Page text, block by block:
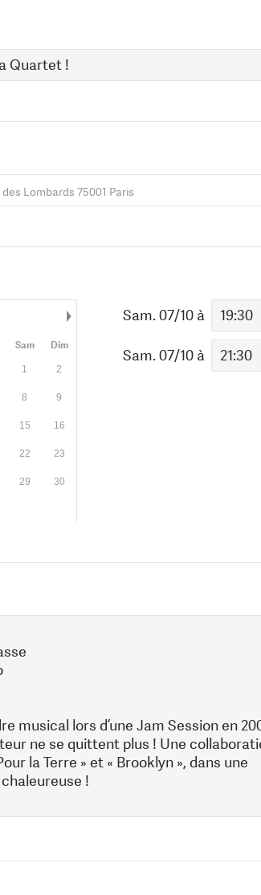
Lombards 75001 Paris
Mois suivant
Sam Dim
1 2
8 9
15 16
22 23
29 30
Sam. 07/10 à
Sam. 07/10 à